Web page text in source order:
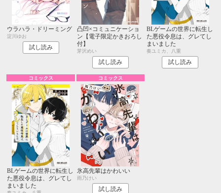
ウラハラ・ドリーミング
淀川ゆお
試し読み
凸凹×コミュニケーショ
ン【電子限定かきおろし
付】
芽沢めい
試し読み
BLゲームの世界に転生し
た悪役令息は、グレてし
まいました
奏ユミカ、八重
試し読み
コミックス
BLゲームの世界に転生し
た悪役令息は、グレてし
まいました
コミックス
氷高先輩はかわいい
雨乃けい
試し読み